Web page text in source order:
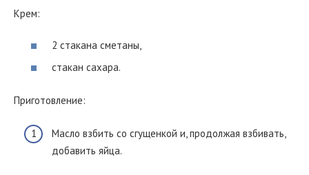
Крем:
2 стакана сметаны,
стакан сахара.
Приготовление:
Масло взбить со сгущенкой и, продолжая взбивать,
добавить яйца.